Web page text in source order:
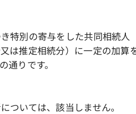
特別の寄与をした共同相続人
は推定相続分）に一定の加算
通りです。
いては、該当しません。